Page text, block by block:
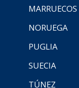
MARRUECOS
NORUEGA
PUGLIA
SUECIA
TÚNEZ